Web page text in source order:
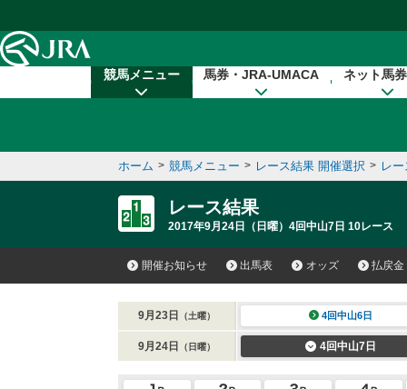
競馬メニュー 馬券・JRA-UMACA ネット馬
ホーム > 競馬メニュー > レース結果 開催選択 > レ
レース結果
2017年9月24日（日曜）4回中山7日 10レース
開催お知らせ 出馬表 オッズ 払戻金
9月23日 （土曜） 4回中山6日
9月24日 （日曜） 4回中山7日